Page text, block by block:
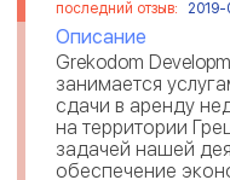
последний отзыв:
Описание
Grekodom
занимается
сдачи в аренду
на территории
задачей нашей
обеспечение